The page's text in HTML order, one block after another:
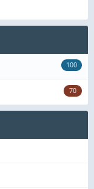
100
70